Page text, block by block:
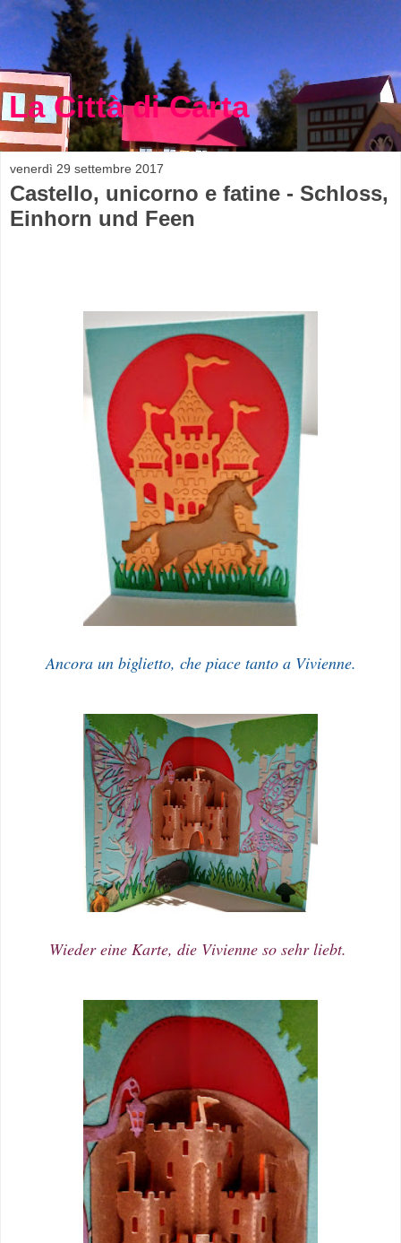
La Città di Carta
venerdì 29 settembre 2017
Castello, unicorno e fatine - Schloss,
Einhorn und Feen
Ancora un biglietto, che piace tanto a Vivienne.
Wieder eine Karte, die Vivienne so sehr liebt.